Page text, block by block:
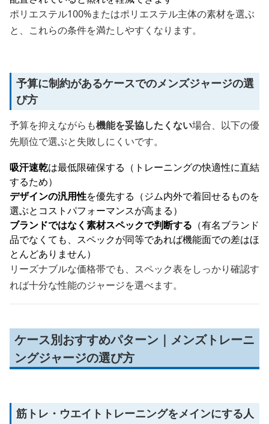
ポリエステル100%またはポリエステル主体の素材を選ぶ
と、これらの条件を満たしやすくなります。
予算に制約があるケースでのメンズジャージの選
び方
予算を抑えながらも機能を妥協したくない場合、以下の優
先順位で選ぶと失敗しにくいです。
吸汗速乾は最低限確保する（トレーニングの快適性に直結
するため）
デザインの汎用性を優先する（ジム内外で着回せるものを
選ぶとコストパフォーマンスが高まる）
ブランドではなく素材スペックで判断する （有名ブランド
品でなくても、スペックが同等であれば機能面での差はほ
とんどありません）
リーズナブルな価格帯でも、スペック表をしっかり確認す
れば十分な性能のジャージを選べます。
ケース別おすすめパターン｜メンズトレーニ
ングジャージの選び方
筋トレ・ウエイトトレーニングをメインにする人